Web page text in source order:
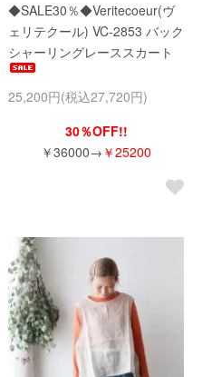
◆SALE30％◆Veritecoeur(ヴ
ェリテクール) VC-2853 バック
シャーリングレーススカート
25,200円(税込27,720円)
30％OFF!!
￥36000→ ￥25200